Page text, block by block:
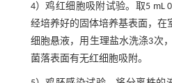
4）鸡红细胞吸附试验。取5 mL
经培养好的固体培养基表面，在
细胞悬液，用生理盐水洗涤3次
菌落表面有无红细胞吸附。